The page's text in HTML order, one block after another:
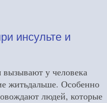
инсульте и
у человека
житьдальше. Особенно
людей, которые